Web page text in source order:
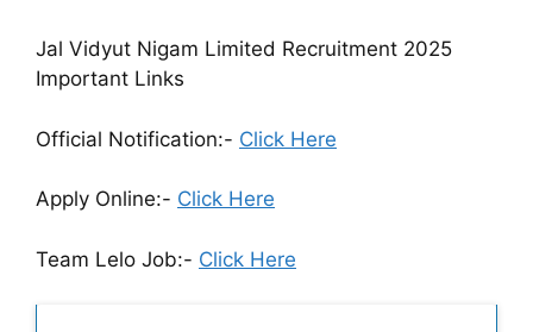
Jal Vidyut Nigam Limited Recruitment 2025
Important Links
Official Notification:- Click Here
Apply Online:- Click Here
Team Lelo Job:- Click Here